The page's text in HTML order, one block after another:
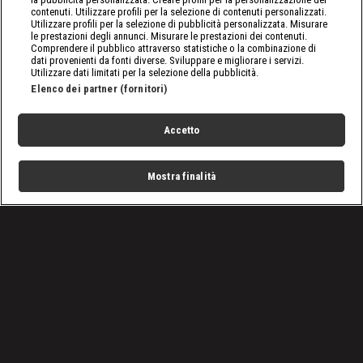
contenuti. Utilizzare profili per la selezione di contenuti personalizzati.
Utilizzare profili per la selezione di pubblicità personalizzata. Misurare
le prestazioni degli annunci. Misurare le prestazioni dei contenuti.
Comprendere il pubblico attraverso statistiche o la combinazione di
dati provenienti da fonti diverse. Sviluppare e migliorare i servizi.
Utilizzare dati limitati per la selezione della pubblicità.
Elenco dei partner (fornitori)
Accetto
Mostra finalità